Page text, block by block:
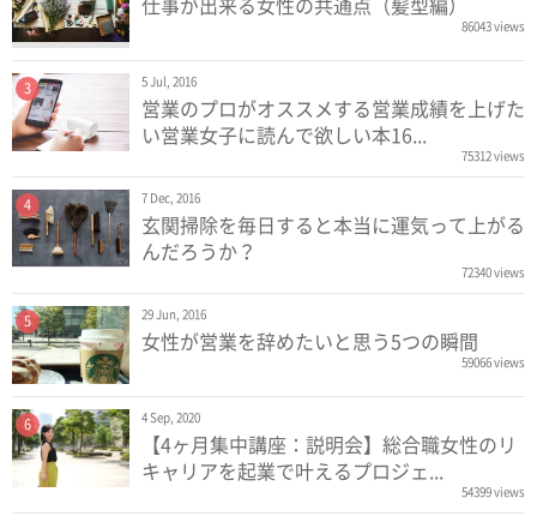
86043 views
5 Jul, 2016
営業のプロがオススメする営業成績を上げた
い営業女子に読んで欲しい本16...
75312 views
3
7 Dec, 2016
玄関掃除を毎日すると本当に運気って上がる
んだろうか？
72340 views
4
29 Jun, 2016
女性が営業を辞めたいと思う5つの瞬間
59066 views
5
4 Sep, 2020
【4ヶ月集中講座：説明会】総合職女性のリ
キャリアを起業で叶えるプロジェ...
54399 views
6